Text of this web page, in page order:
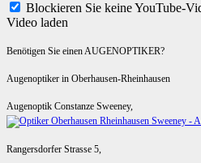
Blockieren Sie keine YouTube-
Video laden
Benötigen Sie einen AUGENOPTIKER?
Augenoptiker in Oberhausen-Rheinhausen
Augenoptik Constanze Sweeney,
Rangersdorfer Strasse 5,